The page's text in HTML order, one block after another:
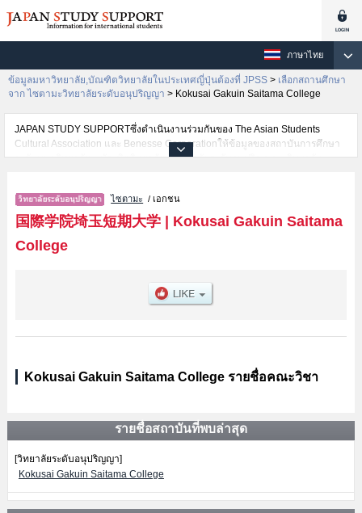
ภาษาไทย
ข้อมูลมหาวิทยาลัย,บัณฑิตวิทยาลัยในประเทศญี่ปุ่นต้องที่ JPSS > เลือกสถานศึกษา
จาก ไซตามะวิทยาลัยระดับอนุปริญญา > Kokusai Gakuin Saitama College
JAPAN STUDY SUPPORTซึ่งดำเนินงานร่วมกันของ The Asian Students
Cultural Association และ Benesse Corporationให้ข้อมูลของสถาบันการศึกษา
ระดับมหาวิทยาลัย・บัณฑิตวิทยาลัย・วิทยาลัยระดับอนุปริญญา・วิทยาลัย
นักศึกษาต่างชาติเช่นข้อมูลของแต่ละคณะ,ข้อมูลการสอบคัดเลือกเข้าศึกษาเช่น
จำนวนคนที่รับสมัครหรือจำนวนคนที่ผ่านการสอบคัดเลือกเป็นต้น,แนะนำสถาน
ที่,การเดินทางเป็นต้นไว้ด้วยดังนั้นขอเชิญใช้บริการค้นหาข้อมูลตามอัธยาศัย
ไซตามะ / เอกชน
国際学院埼玉短期大学| Kokusai Gakuin Saitama
College
Kokusai Gakuin Saitama College รายชื่อคณะวิชา
รายชื่อสถาบันที่พบล่าสุด
[วิทยาลัยระดับอนุปริญญา]
Kokusai Gakuin Saitama College